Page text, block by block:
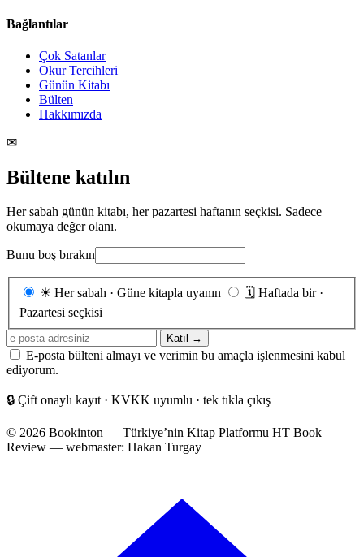
Bağlantılar
Çok Satanlar
Okur Tercihleri
Günün Kitabı
Bülten
Hakkımızda
✉
Bültene katılın
Her sabah günün kitabı, her pazartesi haftanın seçkisi. Sadece
okumaya değer olanı.
Bunu boş bırakın
Gönderim
☀ Her sabah · Güne kitapla uyanın 🗓 Haftada bir ·
Pazartesi seçkisi
E-
posta
adresiniz
Katıl →
E-posta bülteni almayı ve verimin bu amaçla işlenmesini kabul
ediyorum.
🔒 Çift onaylı kayıt · KVKK uyumlu · tek tıkla çıkış
© 2026 Bookinton — Türkiye’nin Kitap Platformu HT Book
Review — webmaster: Hakan Turgay